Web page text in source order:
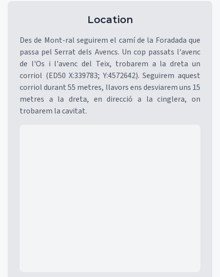
Location
Des de Mont-ral seguirem el camí de la Foradada que
passa pel Serrat dels Avencs. Un cop passats l'avenc
de l'Os i l'avenc del Teix, trobarem a la dreta un
corriol (ED50 X:339783; Y:4572642). Seguirem aquest
corriol durant 55 metres, llavors ens desviarem uns 15
metres a la dreta, en direcció a la cinglera, on
trobarem la cavitat.